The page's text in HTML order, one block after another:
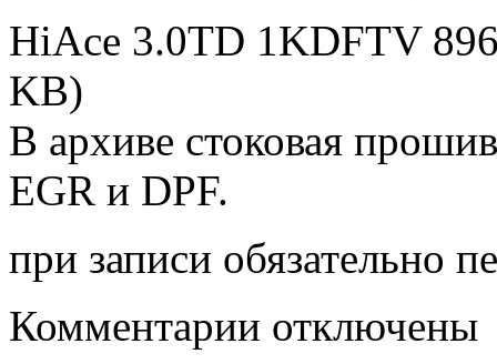
HiAce 3.0TD 1KDFTV
KB)
В архиве стоковая
EGR и DPF.
при записи обязательно
Комментарии записи
отключены